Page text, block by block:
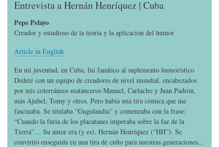
Entrevista a Hernán Henríquez | Cuba
Pepe Pelayo
Creador y estudioso de la teoría y la aplicación del humor
Article in English
En mi juventud, en Cuba, fui fanático al suplemento humorístico
Dedeté con un equipo de creadores de nivel mundial, encabezados
por mis coterráneos matanceros Manuel, Carlucho y Juan Padrón,
más Ajubel, Tomy y otros. Pero había una tira cómica que me
fascinaba. Se titulaba “Gugulandia” y comenzaba con la frase:
“Cuando la furia de los placatanes imperaba sobre la faz de la
Tierra”… Su autor era (y es), Hernán Henríquez (“HH”). Se
convirtió enseguida en una tira de culto para nuestras generaciones...